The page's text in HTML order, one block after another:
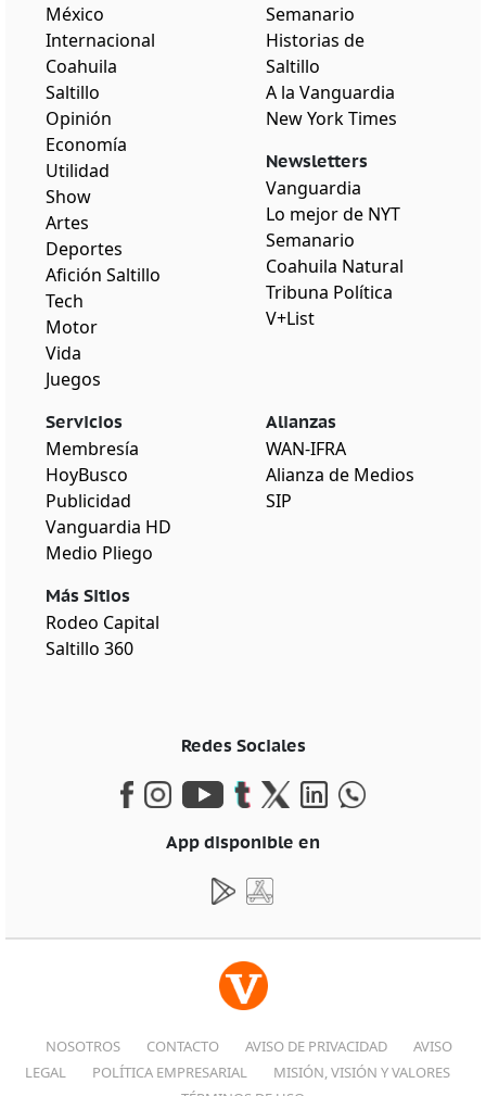
México
Internacional
Coahuila
Saltillo
Opinión
Economía
Utilidad
Show
Artes
Deportes
Afición Saltillo
Tech
Motor
Vida
Juegos
Semanario
Historias de
Saltillo
A la Vanguardia
New York Times
Newsletters
Vanguardia
Lo mejor de NYT
Semanario
Coahuila Natural
Tribuna Política
V+List
Servicios
Membresía
HoyBusco
Publicidad
Vanguardia HD
Medio Pliego
Más Sitios
Rodeo Capital
Saltillo 360
Alianzas
WAN-IFRA
Alianza de Medios
SIP
Redes Sociales
App disponible en
NOSOTROS CONTACTO AVISO DE PRIVACIDAD
AVISO
LEGAL
POLÍTICA EMPRESARIAL
MISIÓN, VISIÓN Y VALORES